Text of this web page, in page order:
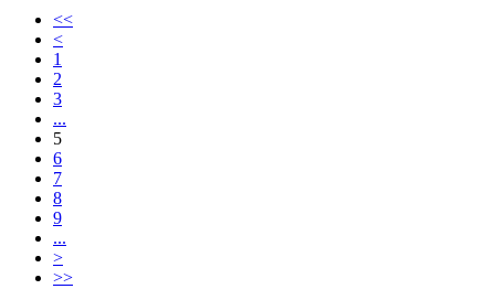
<<
<
1
2
3
...
5
6
7
8
9
...
>
>>